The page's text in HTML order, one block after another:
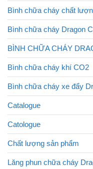
Bình chữa cháy chất
Bình chữa cháy Dragon
BÌNH CHỮA CHÁY
Bình chữa cháy khí CO2
Bình chữa cháy xe đẩy
Catalogue
Catologue
Chất lượng sản phẩm
Lăng phun chữa cháy